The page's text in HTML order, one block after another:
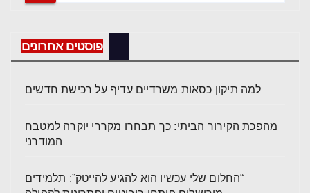
פוסטים אחרונים
למה תיקון כסאות משרדיים עדיף על רכישת חדשים
מהפכת הקירור הביתי: כך תבחרו מקררי יוקרה למטבח
המודרני
“החלום שלי עכשיו הוא להגיע להייטק”: תלמידים